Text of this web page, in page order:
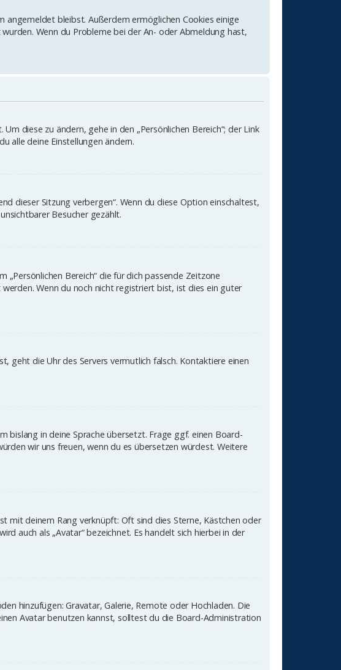
angemeldet bleibst. Außerdem ermöglichen Cookies einige
Wenn du Probleme bei der An- oder Abmeldung hast,
diese zu ändern, gehe in den „Persönlichen Bereich“; der Link
alle deine Einstellungen ändern.
dieser Sitzung verbergen“. Wenn du diese Option einschaltest,
Besucher gezählt.
Bereich“ die für dich passende Zeitzone
Wenn du noch nicht registriert bist, ist dies ein guter
geht die Uhr des Servers vermutlich falsch. Kontaktiere einen
in deine Sprache übersetzt. Frage ggf. einen Board-
wir uns freuen, wenn du es übersetzen würdest. Weitere
mit deinem Rang verknüpft: Oft sind dies Sterne, Kästchen oder
auch als „Avatar“ bezeichnet. Es handelt sich hierbei in der
hinzufügen: Gravatar, Galerie, Remote oder Hochladen. Die
Avatar benutzen kannst, solltest du die Board-Administration